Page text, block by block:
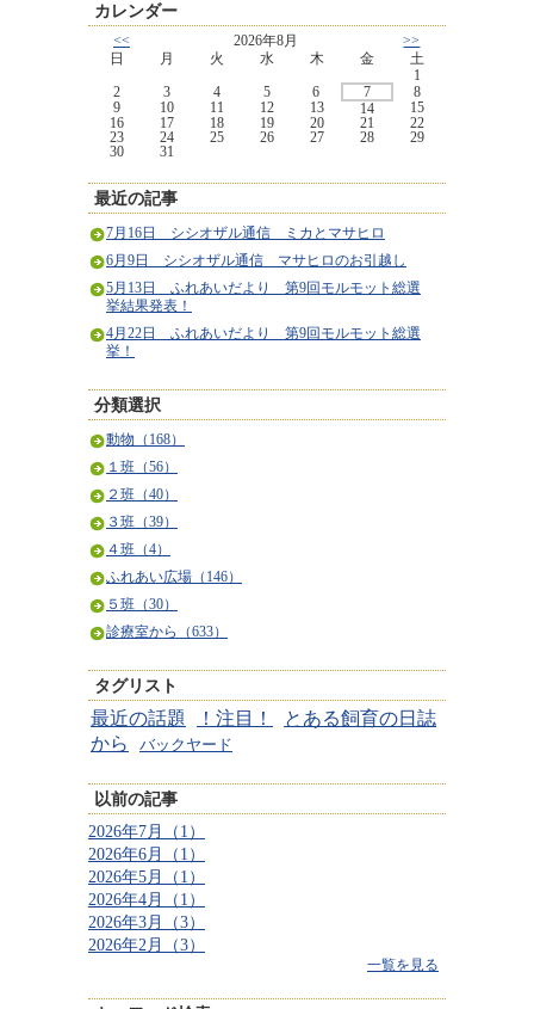
カレンダー
<< 2026年8月
>>
日
月 火 水 木 金
土
1
2
3 4 5 6 7
8
9
10 11 12 13 14
15
16
17 18 19 20 21
22
23
24 25 26 27 28
29
30
31
最近の記事
7月16日 シシオザル通信 ミカとマサヒロ
6月9日 シシオザル通信 マサヒロのお引越し
5月13日 ふれあいだより 第9回モルモット総選
挙結果発表！
4月22日 ふれあいだより 第9回モルモット総選
挙！
分類選択
動物（168）
１班（56）
２班（40）
３班（39）
４班（4）
ふれあい広場（146）
５班（30）
診療室から（633）
タグリスト
最近の話題 ！注目！
とある飼育の日誌
から
バックヤード
以前の記事
2026年7月（1）
2026年6月（1）
2026年5月（1）
2026年4月（1）
2026年3月（3）
2026年2月（3）
一覧を見る